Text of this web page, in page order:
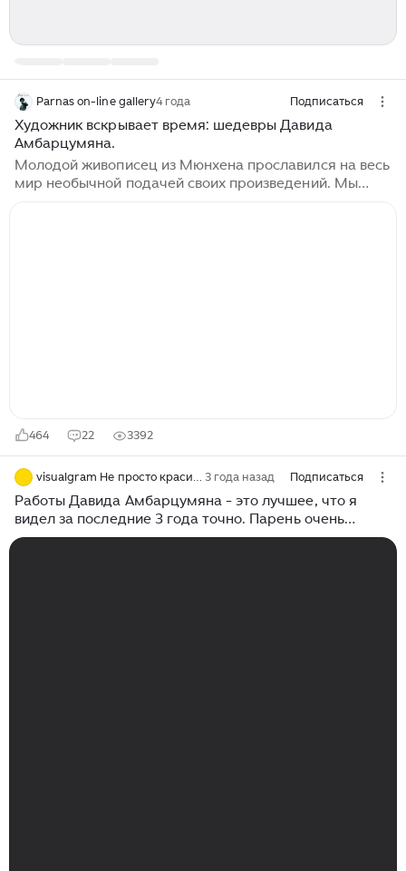
Parnas on-line gallery4 года Подписаться
Художник вскрывает время: шедевры Давида
Амбарцумяна.
Молодой живописец из Мюнхена прославился на весь
мир необычной подачей своих произведений. Мы
464 22 3392
visualgram Не просто красивые картинки 3 года назад Подписаться
Работы Давида Амбарцумяна - это лучшее, что я
видел за последние 3 года точно. Парень очень
крутой и талантливый, главное, чтобы не загнал себя